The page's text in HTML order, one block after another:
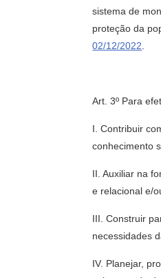
sistema de
proteção da
02/12/2022
Art. 3º Para
I. Contribuir
conhecimento
II. Auxiliar na
e relacional e/
III. Construir
necessidades
IV. Planejar,